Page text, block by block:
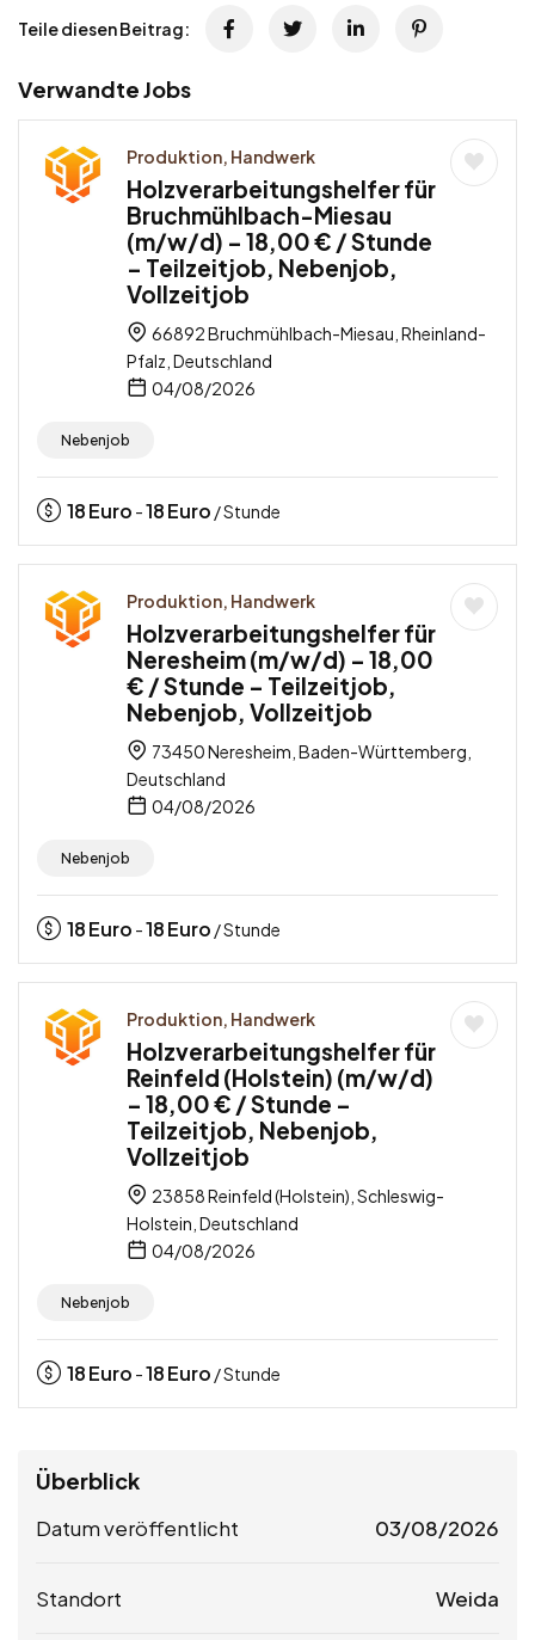
Teile diesen Beitrag:
Verwandte Jobs
Produktion, Handwerk
Holzverarbeitungshelfer für
Bruchmühlbach-Miesau
(m/w/d) – 18,00 € / Stunde
– Teilzeitjob, Nebenjob,
Vollzeitjob
66892 Bruchmühlbach-Miesau, Rheinland-
Pfalz, Deutschland
04/08/2026
Nebenjob
18Euro -18Euro / Stunde
Produktion, Handwerk
Holzverarbeitungshelfer für
Neresheim (m/w/d) – 18,00
€ / Stunde – Teilzeitjob,
Nebenjob, Vollzeitjob
73450 Neresheim, Baden-Württemberg,
Deutschland
04/08/2026
Nebenjob
18Euro -18Euro / Stunde
Produktion, Handwerk
Holzverarbeitungshelfer für
Reinfeld (Holstein) (m/w/d)
– 18,00 € / Stunde –
Teilzeitjob, Nebenjob,
Vollzeitjob
23858 Reinfeld (Holstein), Schleswig-
Holstein, Deutschland
04/08/2026
Nebenjob
18Euro -18Euro / Stunde
Überblick
Datum veröffentlicht 03/08/2026
Standort Weida